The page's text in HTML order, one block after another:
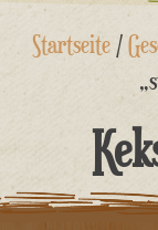
Zum
InhaltStartseite/